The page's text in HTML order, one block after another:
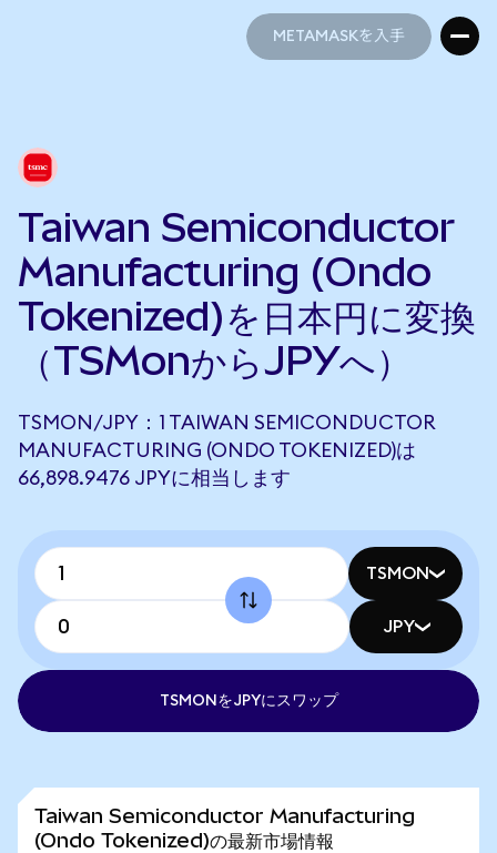
METAMASKを入手
Taiwan Semiconductor
Manufacturing (Ondo
Tokenized)を日本円に変換
（TSMonからJPYへ）
TSMON/JPY：1 TAIWAN SEMICONDUCTOR
MANUFACTURING (ONDO TOKENIZED)は
66,898.9476 JPYに相当します
TSMON
JPY
TSMONをJPYにスワップ
Taiwan Semiconductor Manufacturing
(Ondo Tokenized)の最新市場情報